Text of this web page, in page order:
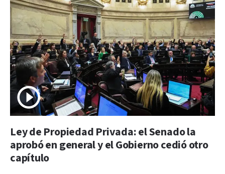
Ley de Propiedad Privada: el Senado la
aprobó en general y el Gobierno cedió otro
capítulo